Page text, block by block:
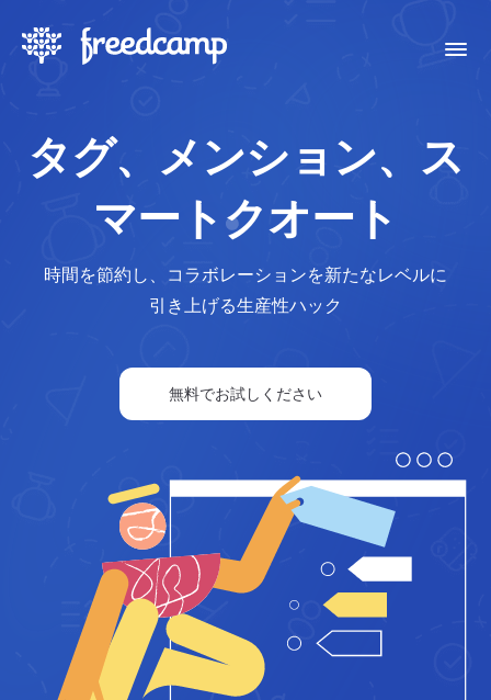
タグ、メンション、ス
マートクオート
時間を節約し、コラボレーションを新たなレベルに
引き上げる生産性ハック
無料でお試しください